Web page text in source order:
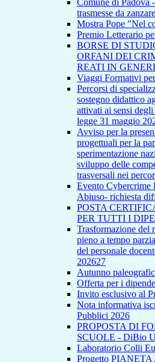
Comune di Padova
trasmesse da zanzare
Mostra Pope "Nel
Premio Letterario
BORSE DI
ORFANI DEI
REATI IN
Viaggi Formativi
Percorsi di
sostegno didattico
attivati ai sensi
legge 31 maggio
Avviso per la
progettuali per la
sperimentazione
sviluppo delle
trasversali nei
Evento Cybercrime
Abiuso- richiesta
POSTA
PER TUTTI I
Trasformazione del
pieno a tempo
del personale
202627
Autunno
Offerta per i
Invito esclusivo al
Nota informativa
Pubblici 2026
PROPOSTA DI
SCUOLE - DiBio
Laboratorio Colli
Progetto